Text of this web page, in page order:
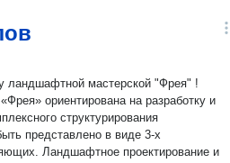
мастерской "Фрея" !
ориентирована на разработку и
структурирования
представлено в виде 3-х
и